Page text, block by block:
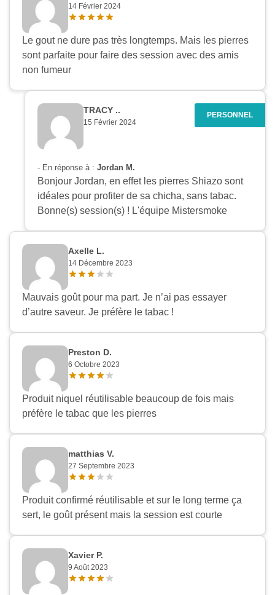
14 Février 2024
Le gout ne dure pas très longtemps. Mais les pierres
sont parfaite pour faire des session avec des amis
non fumeur
TRACY ..
15 Février 2024
- En réponse à : Jordan M.
Bonjour Jordan, en effet les pierres Shiazo sont
idéales pour profiter de sa chicha, sans tabac.
Bonne(s) session(s) ! L'équipe Mistersmoke
Axelle L.
14 Décembre 2023
Mauvais goût pour ma part. Je n’ai pas essayer
d’autre saveur. Je préfère le tabac !
Preston D.
6 Octobre 2023
Produit niquel réutilisable beaucoup de fois mais
préfère le tabac que les pierres
matthias V.
27 Septembre 2023
Produit confirmé réutilisable et sur le long terme ça
sert, le goût présent mais la session est courte
Xavier P.
9 Août 2023